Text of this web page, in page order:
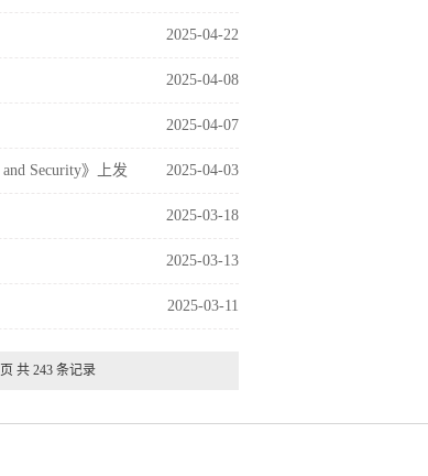
2025-04-22
2025-04-08
2025-04-07
Security》上发 2025-04-03
2025-03-18
2025-03-13
2025-03-11
共 243 条记录